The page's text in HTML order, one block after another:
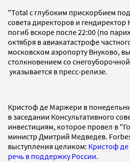
"Total с глубоким прискорбием
совета директоров и
погиб вскоре после 22:00 (по
октября в авиакатастрофе
московском аэропорту Внуково,
столкновением со
указывается в пресс-релизе.
Кристоф де Маржери в
в заседании Консультативного
инвестициям, которое провел в
министр Дмитрий Медведев.
выступления целиком: Кристоф
речь в поддержку России.